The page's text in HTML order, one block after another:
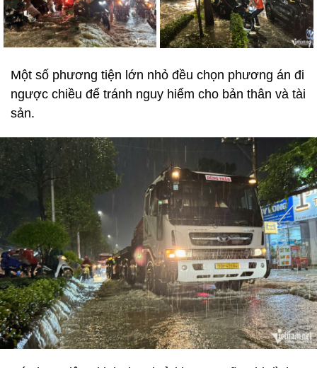
Một số phương tiện lớn nhỏ đều chọn phương án đi
ngược chiều để tránh nguy hiểm cho bản thân và tài
sản.